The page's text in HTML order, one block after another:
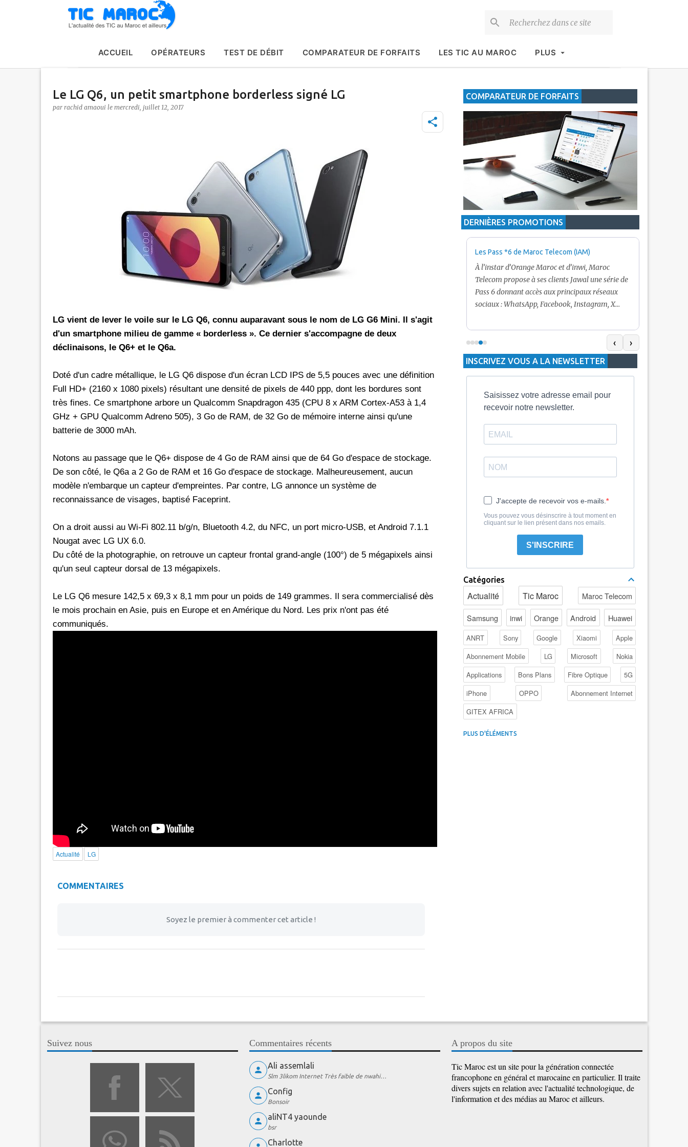
ACCUEIL OPÉRATEURS TEST DE DÉBIT COMPARATEUR DE FORFAITS LES TIC AU MAROC PLUS
Le LG Q6, un petit smartphone borderless signé LG
par rachid amaoui le mercredi, juillet 12, 2017
LG vient de lever le voile sur le LG Q6, connu auparavant sous le nom de LG G6 Mini. Il s'agit
d'un smartphone milieu de gamme« borderless ». Ce dernier s'accompagne de deux
déclinaisons, le Q6+ et le Q6a.
Doté d'un cadre métallique, le LG Q6 dispose d'un écran LCD IPS de 5,5 pouces avec une définition
Full HD+ (2160 x 1080 pixels) résultant une densité de pixels de 440 ppp, dont les bordures sont
très fines. Ce smartphone arbore un Qualcomm Snapdragon 435 (CPU 8 x ARM Cortex-A53 à 1,4
GHz + GPU Qualcomm Adreno 505), 3 Go de RAM, de 32 Go de mémoire interne ainsi qu'une
batterie de 3000 mAh.
Notons au passage que le Q6+ dispose de 4 Go de RAM ainsi que de 64 Go d'espace de stockage.
De son côté, le Q6a a 2 Go de RAM et 16 Go d'espace de stockage. Malheureusement, aucun
modèle n'embarque un capteur d'empreintes. Par contre, LG annonce un système de
reconnaissance de visages, baptisé Faceprint.
On a droit aussi au Wi-Fi 802.11 b/g/n, Bluetooth 4.2, du NFC, un port micro-USB, et Android 7.1.1
Nougat avec LG UX 6.0.
Du côté de la photographie, on retrouve un capteur frontal grand-angle (100°) de 5 mégapixels ainsi
qu'un seul capteur dorsal de 13 mégapixels.
Le LG Q6 mesure 142,5 x 69,3 x 8,1 mm pour un poids de 149 grammes. Il sera commercialisé dès
le mois prochain en Asie, puis en Europe et en Amérique du Nord. Les prix n'ont pas été
communiqués.
Actualité LG
COMMENTAIRES
Soyez le premier à commenter cet article !
COMPARATEUR DE FORFAITS
DERNIÈRES PROMOTIONS
mars 2026, les clients prépayés
30 jours, et ce, en
Promotion inwi: L'illimité vers les réseaux sociaux
avec *6
A l'instar de Maroc Telecom et Orange, inwi fait
bénéficier ses clients prépayés d'un accès à
droit à 100 Mo valables vers WhatsApp,
Facebook, Twitter, Instagram et Snapchat voire
300 Mo pour le Pass de 10 Dh. Notons au
passage que dans le cadre d'une offre
le Pass 30 Dh de inwi offre un
Promotion Orange Maroc: Recharge x25 +
Internet
Nouveau! Orange Maroc multiplie les recharges
Orange offre, suite à n'importe quelle recharge,
un volume d'internet variant selon le montant de
ladite recharge. La durée de validité du volume
Les Pass *6 de Maroc Telecom (IAM)
À l’instar d’Orange Maroc et d’inwi, Maroc
Telecom propose à ses clients Jawal une série de
Pass 6 donnant accès aux principaux réseaux
sociaux : WhatsApp, Facebook, Instagram, X
5 Dh inclut 100 Mo, le Pass 10 Dh offre 400 Mo,
tandis que les formules à 20 Dh et 30 Dh
proposent respectivement 1 Go et 2 Go. Les
durées de validité sont de 3 jours pour
‹ ›
INSCRIVEZ VOUS A LA NEWSLETTER
Saisissez votre adresse email pour
recevoir notre newsletter.
J'accepte de recevoir vos e-mails.
Vous pouvez vous désinscrire à tout moment en
cliquant sur le lien présent dans nos emails.
S'INSCRIRE
Catégories
Actualité Tic Maroc Maroc Telecom
Samsung inwi Orange Android Huawei
ANRT Sony Google Xiaomi
Apple
Abonnement Mobile
LG Microsoft
Nokia
Applications
Bons Plans Fibre Optique
5G
iPhone
OPPO
Abonnement Internet
GITEX AFRICA
4G au Maroc
PLUS D'ÉLÉMENTS
Suivez nous Commentaires récents
Ali assemlali
Slm 3likom Internet Très faible de nwahi…
Config
Bonsoir
aliNT4 yaounde
bsr
Charlotte
A propos du site
Tic Maroc est un site pour la génération connectée
francophone en général et marocaine en particulier. Il traite
divers sujets en relation avec l'actualité technologique, de
l'information et des médias au Maroc et ailleurs.